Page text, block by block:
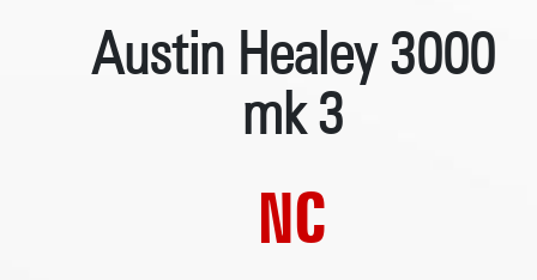
Austin Healey 3000
mk 3
NC